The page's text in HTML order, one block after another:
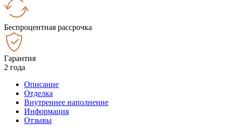
Беспроцентная рассрочка
Гарантия
2 года
Описание
Отделка
Внутреннее наполнение
Информация
Отзывы